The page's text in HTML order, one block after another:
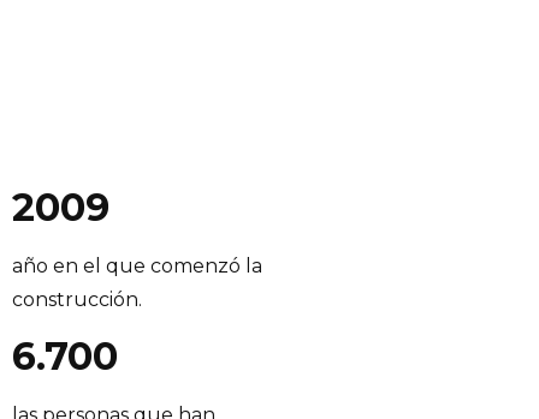
2009
año en el que comenzó la
construcción.
6.700